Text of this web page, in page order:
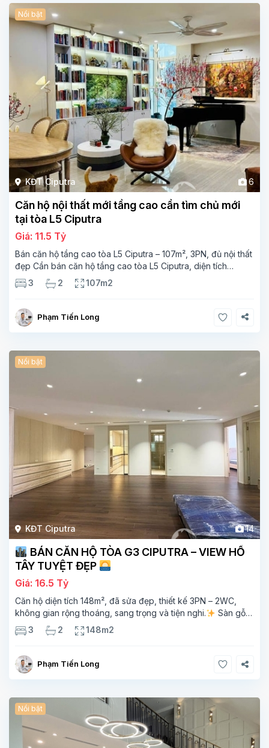
KĐT Ciputra 6
Nổi bật
Căn hộ nội thất mới tầng cao cần tìm chủ mới
tại tòa L5 Ciputra
Giá: 11.5 Tỷ
Bán căn hộ tầng cao tòa L5 Ciputra – 107m², 3PN, đủ nội thất
đẹp Cần bán căn hộ tầng cao tòa L5 Ciputra, diện tích
107m², thiết kế 3 phòng ngủ – 2 vệ sinh, không gian rộng
thoáng. Căn
3 2 107m2
Phạm Tiến Long
KĐT Ciputra 14
Nổi bật
BÁN CĂN HỘ TÒA G3 CIPUTRA – VIEW HỒ
TÂY TUYỆT ĐẸP
Giá: 16.5 Tỷ
Căn hộ diện tích 148m², đã sửa đẹp, thiết kế 3PN – 2WC,
không gian rộng thoáng, sang trọng và tiện nghi.
Sàn gỗ
cao cấp, ánh sáng tự nhiên chan hòa, view hồ Tây đắt giá –
mang lại
3 2 148m2
Phạm Tiến Long
Nổi bật